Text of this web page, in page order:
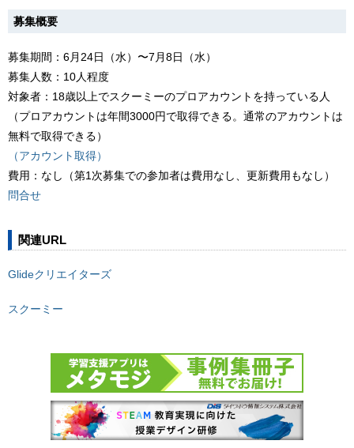
募集概要
募集期間：6月24日（水）〜7月8日（水）
募集人数：10人程度
対象者：18歳以上でスクーミーのプロアカウントを持っている人
（プロアカウントは年間3000円で取得できる。通常のアカウントは
無料で取得できる）
（アカウント取得）
費用：なし（第1次募集での参加者は費用なし、更新費用もなし）
問合せ
関連URL
Glideクリエイターズ
スクーミー